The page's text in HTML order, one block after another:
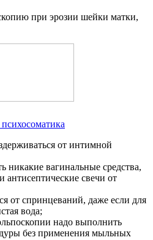
при эрозии шейки матки,
от интимной
никакие вагинальные средства,
антисептические свечи от
от спринцеваний, даже если для
вода;
надо выполнить
без применения мыльных